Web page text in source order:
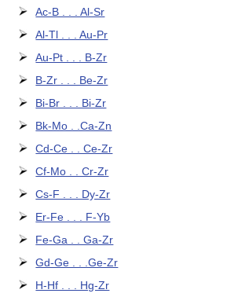
Ac-B . . . Al-Sr
Al-Tl . . . Au-Pr
Au-Pt . . . B-Zr
B-Zr . . . Be-Zr
Bi-Br . . . Bi-Zr
Bk-Mo . .Ca-Zn
Cd-Ce . . Ce-Zr
Cf-Mo . . Cr-Zr
Cs-F . . . Dy-Zr
Er-Fe . . . F-Yb
Fe-Ga . . Ga-Zr
Gd-Ge . . .Ge-Zr
H-Hf . . . Hg-Zr